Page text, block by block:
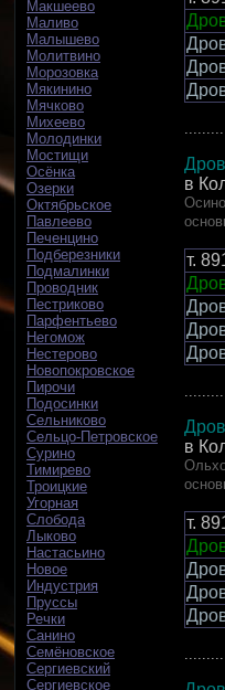
Макшеево
Маливо
Малышево
Молитвино
Морозовка
Мякинино
Мячково
Михеево
Молодинки
Мостищи
Осёнка
Озерки
Октябрьское
Павлеево
Печенцино
Подберезники
Подмалинки
Проводник
Пестриково
Парфентьево
Негомож
Нестерово
Новопокровское
Пирочи
Подосинки
Сельниково
Сельцо-Петровское
Сурино
Тимирево
Троицкие
Угорная
Слобода
Лыково
Настасьино
Новое
Индустрия
Пруссы
Речки
Санино
Семёновское
Сергиевский
Сергиевское
в
т.
в
т.